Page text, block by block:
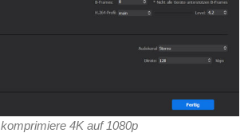
komprimiere 4K auf 1080p